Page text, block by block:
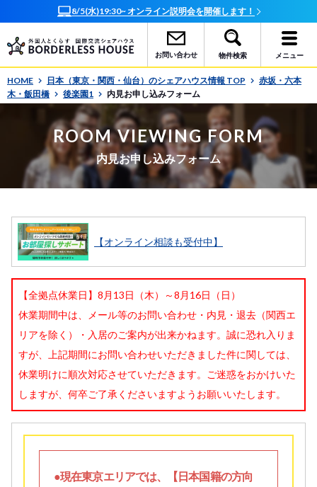
8/5(水)19:30~ オンライン説明会を開催します！
お問い合わせ 物件検索 メニュー
HOME 日本（東京・関西・仙台）のシェアハウス情報 TOP
赤坂・六本
木・飯田橋
後楽園1 内見お申し込みフォーム
ROOM VIEWING FORM
内見お申し込みフォーム
【オンライン相談も受付中】
【全拠点休業日】8月13日（木）～8月16日（日）
休業期間中は、メール等のお問い合わせ・内見・退去（関西エ
リアを除く）・入居のご案内が出来かねます。誠に恐れ入りま
すが、上記期間にお問い合わせいただきました件に関しては、
休業明けに順次対応させていただきます。ご迷惑をおかけいた
しますが、何卒ご了承くださいますようお願いいたします。
●現在東京エリアでは、【日本国籍の方向